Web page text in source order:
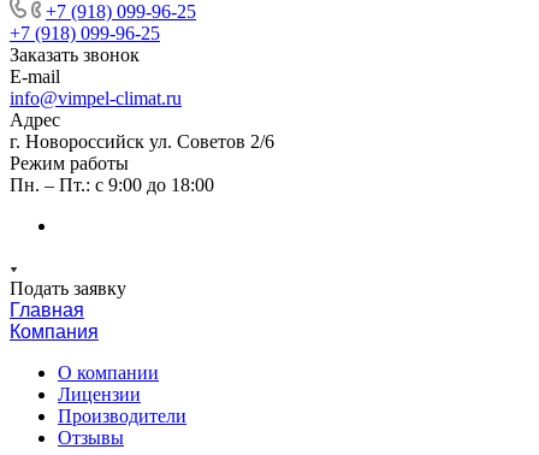
+7 (918) 099-96-25
+7 (918) 099-96-25
Заказать звонок
E-mail
info@vimpel-climat.ru
Адрес
г. Новороссийск ул. Советов 2/6
Режим работы
Пн. – Пт.: с 9:00 до 18:00
Подать заявку
Главная
Компания
О компании
Лицензии
Производители
Отзывы